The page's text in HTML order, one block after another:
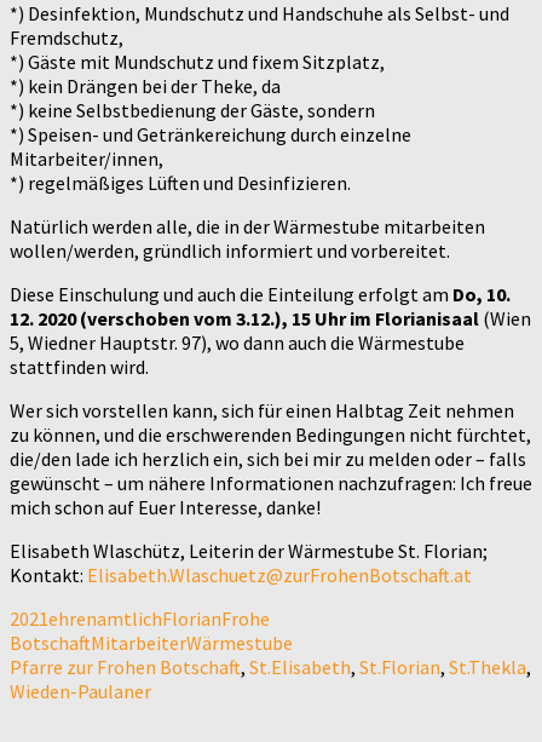
*) Desinfektion, Mundschutz und Handschuhe als Selbst- und
Fremdschutz,
*) Gäste mit Mundschutz und fixem Sitzplatz,
*) kein Drängen bei der Theke, da
*) keine Selbstbedienung der Gäste, sondern
*) Speisen- und Getränkereichung durch einzelne
Mitarbeiter/innen,
*) regelmäßiges Lüften und Desinfizieren.
Natürlich werden alle, die in der Wärmestube mitarbeiten
wollen/werden, gründlich informiert und vorbereitet.
Diese Einschulung und auch die Einteilung erfolgt am Do, 10.
12. 2020 (verschoben vom 3.12.), 15 Uhr im Florianisaal (Wien
5, Wiedner Hauptstr. 97), wo dann auch die Wärmestube
stattfinden wird.
Wer sich vorstellen kann, sich für einen Halbtag Zeit nehmen
zu können, und die erschwerenden Bedingungen nicht fürchtet,
die/den lade ich herzlich ein, sich bei mir zu melden oder – falls
gewünscht – um nähere Informationen nachzufragen: Ich freue
mich schon auf Euer Interesse, danke!
Elisabeth Wlaschütz, Leiterin der Wärmestube St. Florian;
Kontakt: Elisabeth.Wlaschuetz@zurFrohenBotschaft.at
2021ehrenamtlichFlorianFrohe
BotschaftMitarbeiterWärmestube
Pfarre zur Frohen Botschaft, St.Elisabeth, St.Florian, St.Thekla,
Wieden-Paulaner